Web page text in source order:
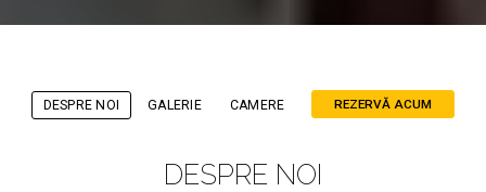
DESPRE NOI GALERIE CAMERE REZERVĂ ACUM
DESPRE NOI